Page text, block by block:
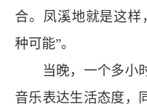
合。凤溪地就是这样
种可能”。
当晚，一个多小时
音乐表达生活态度，